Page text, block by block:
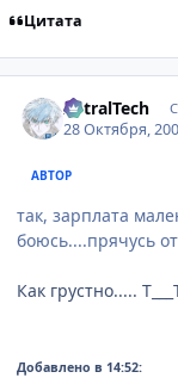
Цитата
AstralTech
28 Октября,
АВТОР
так, зарплата
боюсь....прячусь
Как грустно.....
Добавлено в 14:52: